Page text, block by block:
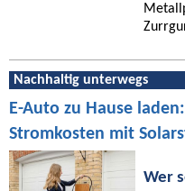
Nachhaltig unterwegs
E-Auto zu Hause
Stromkosten mit
Wer